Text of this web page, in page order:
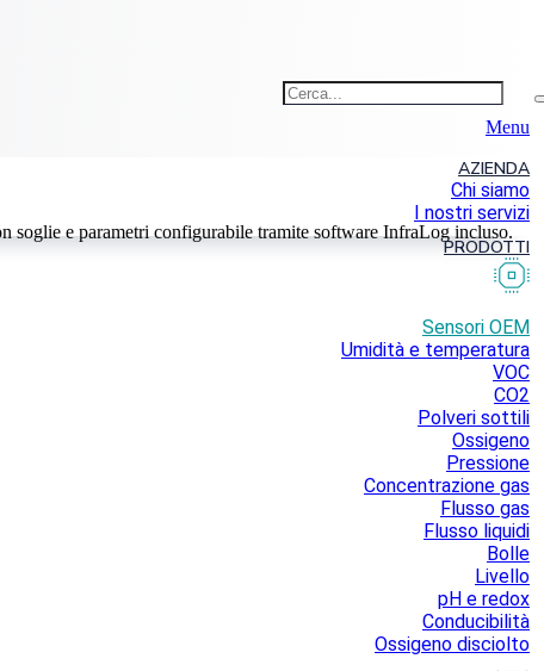
Menu
AZIENDA
Chi siamo
I nostri servizi
PRODOTTI
Sensori OEM
Umidità e temperatura
VOC
CO2
Polveri sottili
Ossigeno
Pressione
Concentrazione gas
Flusso gas
Flusso liquidi
Bolle
Livello
pH e redox
Conducibilità
Ossigeno disciolto
soglie e parametri configurabile tramite software InfraLog incluso.